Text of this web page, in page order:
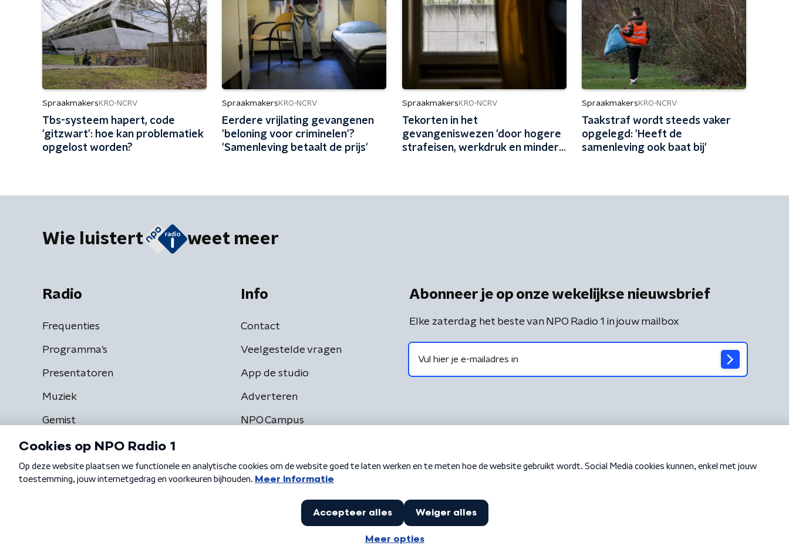
Spraakmakers KRO-NCRV
Tbs-systeem hapert, code
'gitzwart': hoe kan problematiek
opgelost worden?
Spraakmakers KRO-NCRV
Eerdere vrijlating gevangenen
'beloning voor criminelen'?
'Samenleving betaalt de prijs'
Spraakmakers KRO-NCRV
Tekorten in het
gevangeniswezen 'door hogere
strafeisen, werkdruk en minder
Spraakmakers KRO-NCRV
Taakstraf wordt steeds vaker
opgelegd: 'Heeft de
samenleving ook baat bij'
Wie luistert weet meer
Radio
Frequenties
Programma's
Presentatoren
Muziek
Gemist
Info
Contact
Veelgestelde vragen
App de studio
Adverteren
NPO Campus
Abonneer je op onze wekelijkse nieuwsbrief
Elke zaterdag het beste van NPO Radio 1 in jouw mailbox
Algemene voorwaarden Privacybeleid